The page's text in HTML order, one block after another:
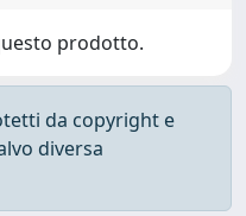
prodotto.
da copyright e
diversa